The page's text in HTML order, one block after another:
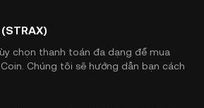
chọn thanh toán đa dạng để mua
Chúng tôi sẽ hướng dẫn bạn cách